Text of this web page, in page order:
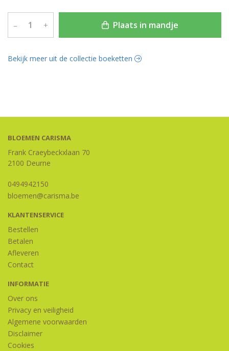
– + Plaats in mandje
Bekijk meer uit de collectie boeketten
BLOEMEN CARISMA
Frank Craeybeckxlaan 70
2100 Deurne
0494942150
bloemen@carisma.be
KLANTENSERVICE
Bestellen
Betalen
Afleveren
Contact
INFORMATIE
Over ons
Privacy en veiligheid
Algemene voorwaarden
Disclaimer
Cookies